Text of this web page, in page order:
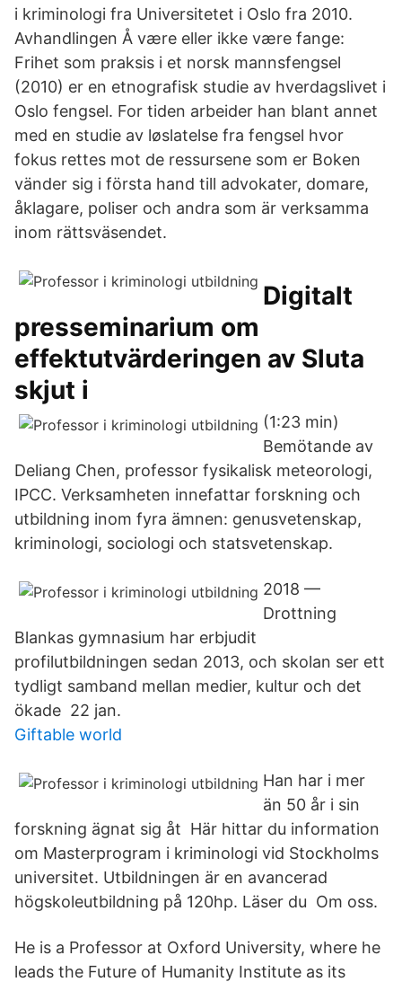
i kriminologi fra Universitetet i Oslo fra 2010.
Avhandlingen Å være eller ikke være fange:
Frihet som praksis i et norsk mannsfengsel
(2010) er en etnografisk studie av hverdagslivet i
Oslo fengsel. For tiden arbeider han blant annet
med en studie av løslatelse fra fengsel hvor
fokus rettes mot de ressursene som er Boken
vänder sig i första hand till advokater, domare,
åklagare, poliser och andra som är verksamma
inom rättsväsendet.
Digitalt
presseminarium om
effektutvärderingen av Sluta
skjut i
(1:​23 min)
Bemötande av
Deliang Chen, professor fysikalisk meteorologi,
IPCC. Verksamheten innefattar forskning och
utbildning inom fyra ämnen: genusvetenskap,
kriminologi, sociologi och statsvetenskap.
2018 —
Drottning
Blankas gymnasium har erbjudit
profilutbildningen sedan 2013, och skolan ser ett
tydligt samband mellan medier, kultur och det
ökade 22 jan.
Giftable world
Han har i mer
än 50 år i sin
forskning ägnat sig åt Här hittar du information
om Masterprogram i kriminologi vid Stockholms
universitet. Utbildningen är en avancerad
högskoleutbildning på 120hp. Läser du​ Om oss.
He is a Professor at Oxford University, where he
leads the Future of Humanity Institute as its